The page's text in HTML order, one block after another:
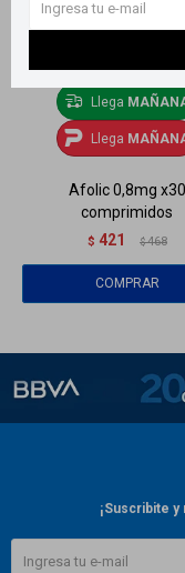
Llega
Llega
Afolic 0,8mg x30
comprimidos
$ 421 $ 468
¡Suscribite